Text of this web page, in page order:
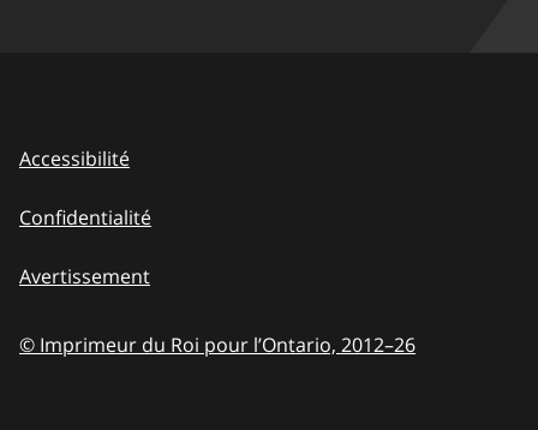
Accessibilité
Confidentialité
Avertissement
© Imprimeur du Roi pour l’Ontario, 2012–26